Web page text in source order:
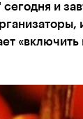
и